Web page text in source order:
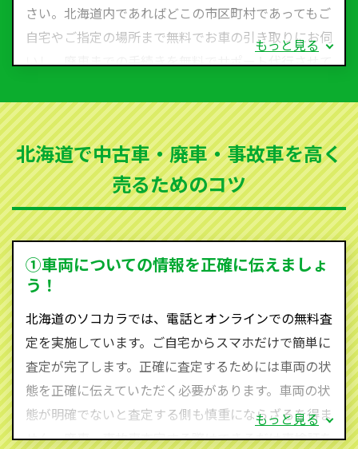
さい。北海道内であればどこの市区町村であってもご
自宅やご指定の場所まで無料でお車の引き取りにお伺
いし、廃車までの手続きを無料でサポート代行させて
など動かない車、水害車、不動車、乗らなくなってし
まった車、車検が切れて動かすことができない車でも
買取可能です。
ソコカラは世界１１０か国に独自の販売ネットワーク
を持ち、国内に自社物流網、自社ヤードをもっている
ため、中間マージンがかかりません。だから高価買取
を実現し、お客様に利益を還元することができるので
す。
590-870）までお問い合わせ下さい。
査定・ご相談・見積もりはすべて無料で行います。安
心してお問い合わせください。
もっと見る
北海道で中古車・廃車・事故車を高く
売るためのコツ
①車両についての情報を正確に伝えましょ
う！
北海道のソコカラでは、電話とオンラインでの無料査
定を実施しています。ご自宅からスマホだけで簡単に
査定が完了します。正確に査定するためには車両の状
態を正確に伝えていただく必要があります。車両の状
態が明確でないと査定する側も慎重にならざるを得ま
せん。廃車・事故車査定する際はできるだけ車検証を
もっと見る